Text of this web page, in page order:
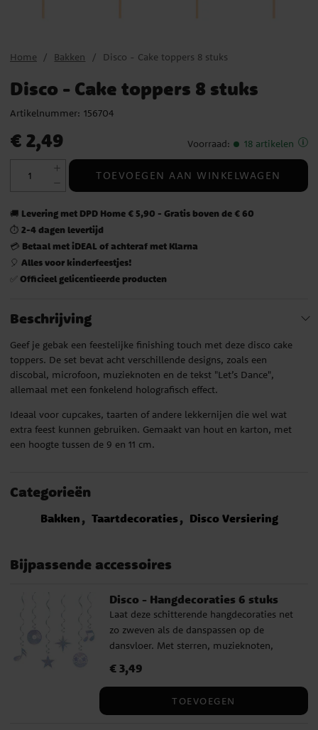
Home Bakken Disco - Cake toppers 8 stuks
Disco - Cake toppers 8 stuks
Artikelnummer: 156704
Prijs: € 2,49
€ 2,49 Voorraad: 18 artikelen
TOEVOEGEN AAN WINKELWAGEN
🚚 Levering met DPD Home € 5,90 - Gratis boven de € 60
⏱️ 2-4 dagen levertijd
💳 Betaal met iDEAL of achteraf met Klarna
🎈 Alles voor kinderfeestjes!
✅ Officieel gelicentieerde producten
Beschrijving
Geef je gebak een feestelijke finishing touch met deze disco cake
toppers. De set bevat acht verschillende designs, zoals een
discobal, microfoon, muzieknoten en de tekst "Let’s Dance",
allemaal met een fonkelend holografisch effect.
Ideaal voor cupcakes, taarten of andere lekkernijen die wel wat
extra feest kunnen gebruiken. Gemaakt van hout en karton, met
een hoogte tussen de 9 en 11 cm.
Categorieën
Bakken Taartdecoraties Disco Versiering
Bijpassende accessoires
Disco - Hangdecoraties 6 stuks
Laat deze schitterende hangdecoraties net
zo zweven als de danspassen op de
dansvloer. Met sterren, muzieknoten,
zorgen ze voor een feestelijk effect vol
lang en de decoraties zijn tussen de 15 en
Prijs:€ 3,49
€ 3,49
TOEVOEGEN